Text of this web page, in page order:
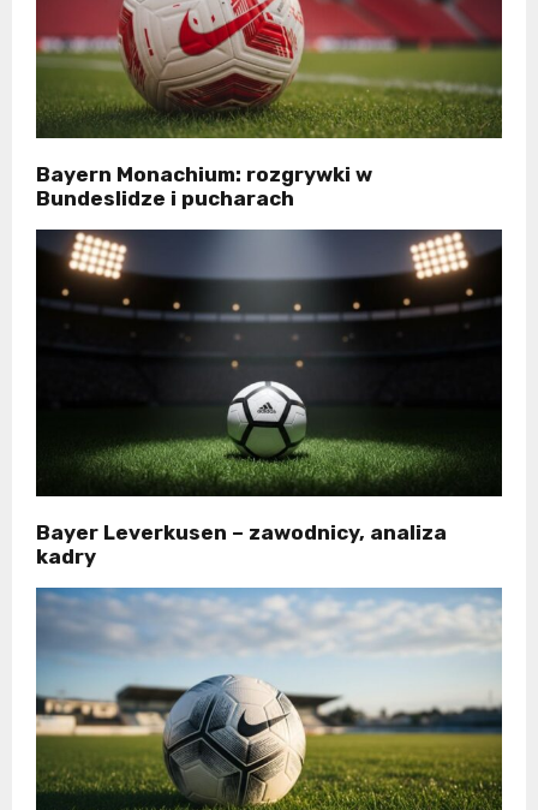
Bayern Monachium: rozgrywki w
Bundeslidze i pucharach
Bayer Leverkusen – zawodnicy, analiza
kadry